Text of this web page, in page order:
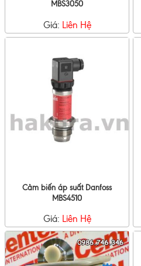
MBS3050
Giá: Liên Hệ
Cảm biến áp suất Danfoss
MBS4510
Giá: Liên Hệ